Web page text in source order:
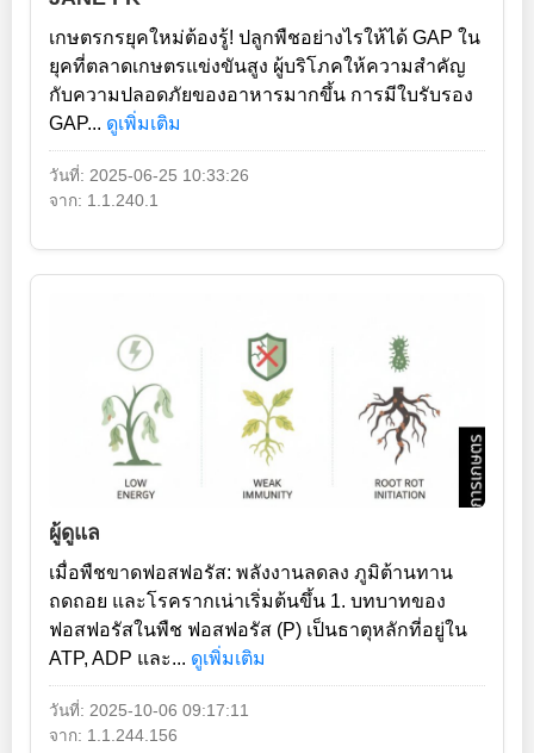
เกษตรกรยุคใหม่ต้องรู้! ปลูกพืชอย่างไรให้ได้ GAP ใน
ยุคที่ตลาดเกษตรแข่งขันสูง ผู้บริโภคให้ความสำคัญ
กับความปลอดภัยของอาหารมากขึ้น การมีใบรับรอง
GAP... ดูเพิ่มเติม
วันที่: 2025-06-25 10:33:26
จาก: 1.1.240.1
ผู้ดูแล
เมื่อพืชขาดฟอสฟอรัส: พลังงานลดลง ภูมิต้านทาน
ถดถอย และโรครากเน่าเริ่มต้นขึ้น 1. บทบาทของ
ฟอสฟอรัสในพืช ฟอสฟอรัส (P) เป็นธาตุหลักที่อยู่ใน
ATP, ADP และ... ดูเพิ่มเติม
วันที่: 2025-10-06 09:17:11
จาก: 1.1.244.156